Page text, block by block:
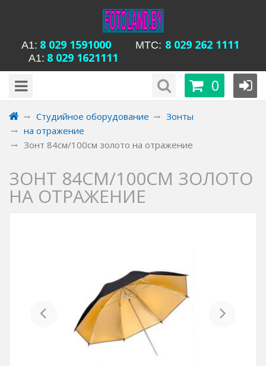
А1: 8 029 1591000 MTC: 8 029 262 1111
А1: 8 029 1621111
Время работы магазина Уманская 54:будни с 15-00 до
20-00, сб с 13-00 до 18-00, вс вых
0
Студийное оборудование
Зонты
на отражение
Зонт 84см/100см золото на отражение
ЗОНТ 84СМ/100СМ ЗОЛОТО
НА ОТРАЖЕНИЕ
Previous